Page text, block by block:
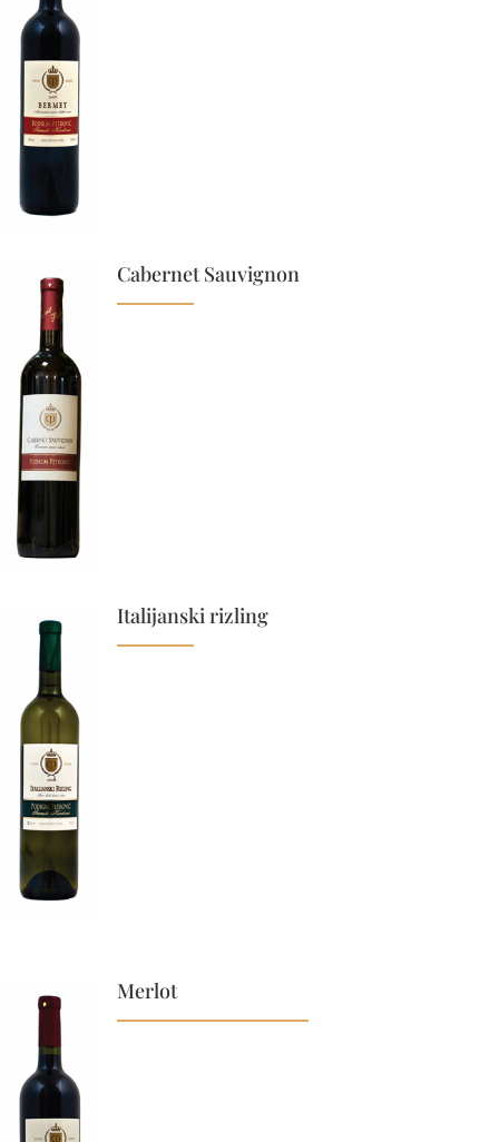
Cabernet Sauvignon
Italijanski rizling
Merlot